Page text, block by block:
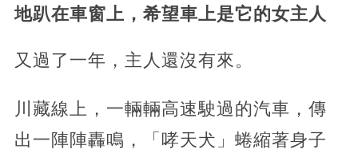
地趴在車窗上，希望車上是它的女主人
又過了一年，主人還沒有來。
川藏線上，一輛輛高速駛過的汽車，傳
出一陣陣轟鳴，「哮天犬」蜷縮著身子